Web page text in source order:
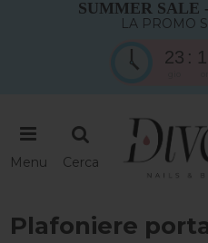
SUMMER SALE
LA PROMO
23
Menu Cerca
Plafoniere